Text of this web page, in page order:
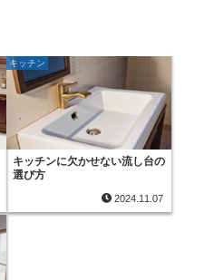
キッチン
キッチンに欠かせない流し台の
選び方
2024.11.07